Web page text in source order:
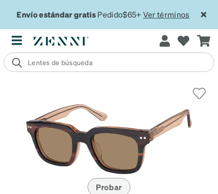
Envío estándar gratisPedido$65+ Ver términos
Probar